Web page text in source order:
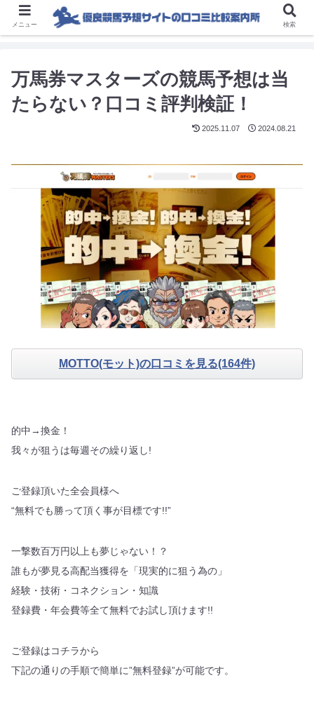
万馬券マスターズの競馬予想は当
たらない？口コミ評判検証！
2025.11.07 2024.08.21
MOTTO(モット)の口コミを見る(164件)
的中→換金！
我々が狙うは毎週その繰り返し!
ご登録頂いた全会員様へ
“無料でも勝って頂く事が目標です!!”
一撃数百万円以上も夢じゃない！？
誰もが夢見る高配当獲得を「現実的に狙う為の」
経験・技術・コネクション・知識
登録費・年会費等全て無料でお試し頂けます!!
ご登録はコチラから
下記の通りの手順で簡単に”無料登録”が可能です。
メニュー 検索